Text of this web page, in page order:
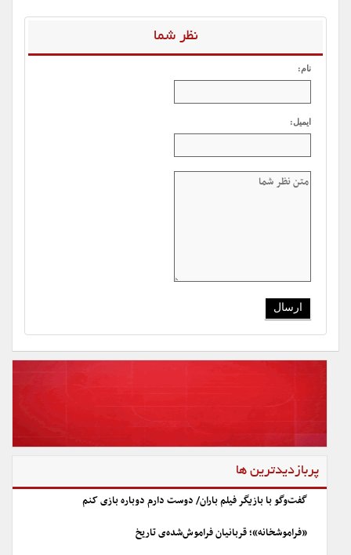
نظر شما
نام:
ایمیل:
پربازدیدترین ها
گفت‌وگو با بازیگر فیلم باران/ دوست دارم دوباره بازی کنم
«فراموشخانه»؛ قربانیان فراموش‌شده‌ی تاریخ